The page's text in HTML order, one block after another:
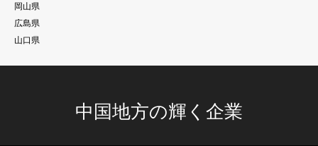
岡山県
広島県
山口県
中国地方の輝く企業